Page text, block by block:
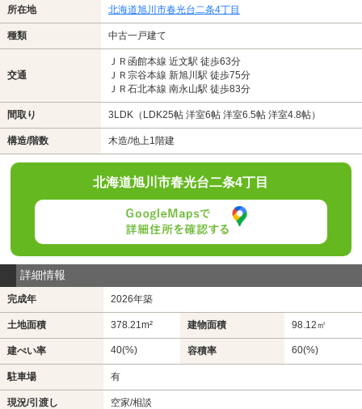
所在地 北海道旭川市春光台二条4丁目
種類 中古一戸建て
交通
ＪＲ函館本線 近文駅 徒歩63分
ＪＲ宗谷本線 新旭川駅 徒歩75分
ＪＲ石北本線 南永山駅 徒歩83分
間取り 3LDK（LDK25帖 洋室6帖 洋室6.5帖 洋室4.8帖）
構造/階数 木造/地上1階建
北海道旭川市春光台二条4丁目
詳細情報
完成年 2026年築
土地面積 378.21m² 建物面積 98.12㎡
建ぺい率 40(%) 容積率 60(%)
駐車場 有
現況/引渡し 空家/相談